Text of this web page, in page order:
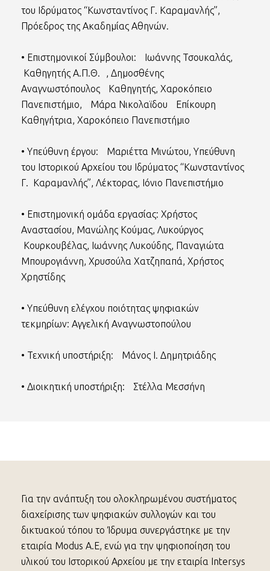
του Ιδρύματος “Κωνσταντίνος Γ. Καραμανλής”,
Πρόεδρος της Ακαδημίας Αθηνών.
• Επιστημονικοί Σύμβουλοι: Ιωάννης Τσουκαλάς,
Καθηγητής Α.Π.Θ. , Δημοσθένης
Αναγνωστόπουλος Καθηγητής, Χαροκόπειο
Πανεπιστήμιο, Μάρα Νικολαϊδου Επίκουρη
Καθηγήτρια, Χαροκόπειο Πανεπιστήμιο
• Υπεύθυνη έργου: Μαριέττα Μινώτου, Υπεύθυνη
του Ιστορικού Αρχείου του Ιδρύματος “Κωνσταντίνος
Γ. Καραμανλής”, Λέκτορας, Ιόνιο Πανεπιστήμιο
• Επιστημονική ομάδα εργασίας: Χρήστος
Αναστασίου, Μανώλης Κούμας, Λυκούργος
Κουρκουβέλας, Ιωάννης Λυκούδης, Παναγιώτα
Μπουρογιάννη, Χρυσούλα Χατζηπαπά, Χρήστος
Χρηστίδης
• Υπεύθυνη ελέγχου ποιότητας ψηφιακών
τεκμηρίων: Αγγελική Αναγνωστοπούλου
• Τεχνική υποστήριξη: Μάνος I. Δημητριάδης
• Διοικητική υποστήριξη: Στέλλα Μεσσήνη
Για την ανάπτυξη του ολοκληρωμένου συστήματος
διαχείρισης των ψηφιακών συλλογών και του
δικτυακού τόπου το Ίδρυμα συνεργάστηκε με την
εταιρία Modus A.E, ενώ για την ψηφιοποίηση του
υλικού του Ιστορικού Αρχείου με την εταιρία Intersys